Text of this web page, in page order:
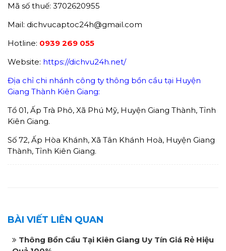
Mã số thuế: 3702620955
Mail: dichvucaptoc24h@gmail.com
Hotline: 0939 269 055
Website: https://dichvu24h.net/
Địa chỉ chi nhánh công ty thông bồn cầu tại Huyện
Giang Thành Kiên Giang:
Tổ 01, Ấp Trà Phô, Xã Phú Mỹ, Huyện Giang Thành, Tỉnh
Kiên Giang.
Số 72, Ấp Hòa Khánh, Xã Tân Khánh Hoà, Huyện Giang
Thành, Tỉnh Kiên Giang.
BÀI VIẾT LIÊN QUAN
Thông Bồn Cầu Tại Kiên Giang Uy Tín Giá Rẻ Hiệu